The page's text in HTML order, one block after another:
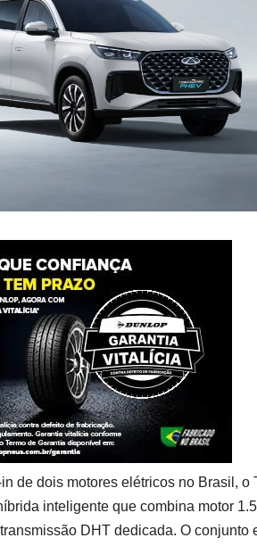
de dois motores elétricos no Brasil, o
inteligente que combina motor
DHT dedicada. O conjunto